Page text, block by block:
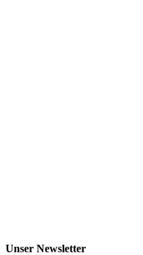
Unser Newsletter